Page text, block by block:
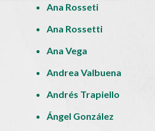
Ana Rosseti
Ana Rossetti
Ana Vega
Andrea Valbuena
Andrés Trapiello
Ángel González